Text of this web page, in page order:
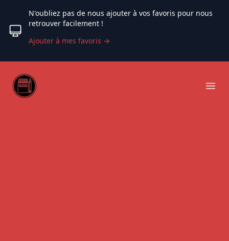
N'oubliez pas de nous ajouter à vos favoris pour nous
retrouver facilement !
Ajouter à mes favoris →
Web coloriage